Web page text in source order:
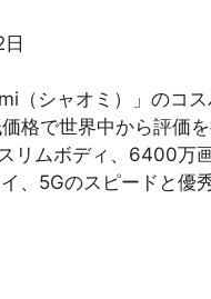
（シャオミ）」のコ
格で世界中から評価
リムボディ、6400万
、5Gのスピードと優